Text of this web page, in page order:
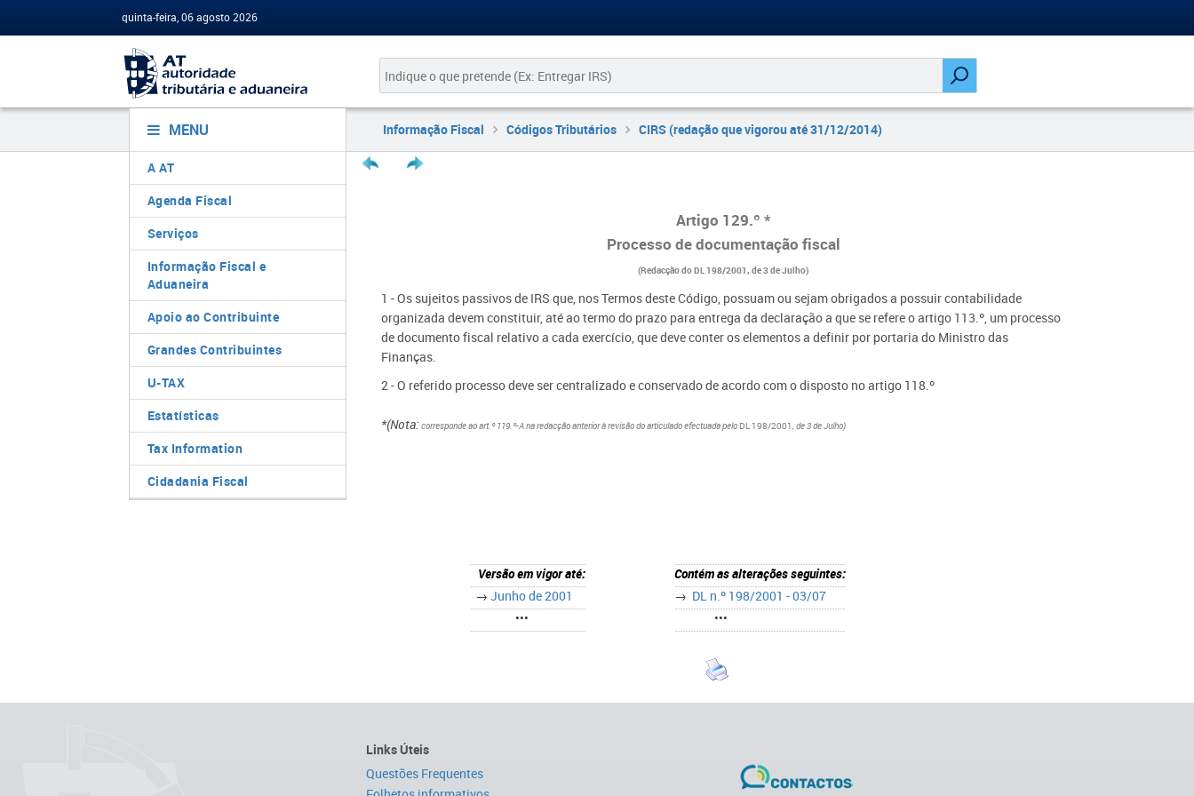
quinta-feira, 06 agosto 2026
MENU
A AT
Agenda Fiscal
Serviços
Informação Fiscal e
Aduaneira
Apoio ao Contribuinte
Grandes Contribuintes
U-TAX
Estatísticas
Tax Information
Cidadania Fiscal
Informação Fiscal Códigos Tributários CIRS (redação que vigorou até 31/12/2014)
Artigo 129.º *
Processo de documentação fiscal
(Redacção do DL 198/2001, de 3 de Julho)
1 - Os sujeitos passivos de IRS que, nos Termos deste Código, possuam ou sejam obrigados a possuir contabilidade
organizada devem constituir, até ao termo do prazo para entrega da declaração a que se refere o artigo 113.º, um processo
de documento fiscal relativo a cada exercício, que deve conter os elementos a definir por portaria do Ministro das
Finanças.
2 - O referido processo deve ser centralizado e conservado de acordo com o disposto no artigo 118.º
*(Nota:corresponde ao art.º 119.º-A na redacção anterior à revisão do articulado efectuada pelo DL 198/2001, de 3 de Julho)
Versão em vigor até:
→Junho de 2001
•••
Contém as alterações seguintes:
→ DL n.º 198/2001 - 03/07
•••
Links Úteis
Questões Frequentes